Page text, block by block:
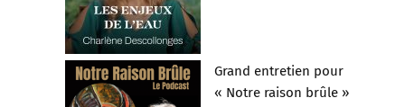
Grand entretien pour
« Notre raison brûle »